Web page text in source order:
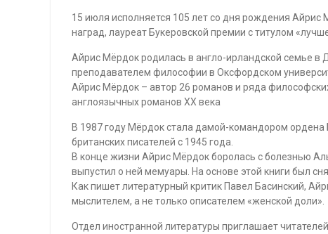
15 июля исполняется 105 лет со дня рождения
наград, лауреат Букеровской премии с титулом
Айрис Мёрдок родилась в англо-ирландской семье
преподавателем философии в Оксфордском
Айрис Мёрдок – автор 26 романов и ряда
англоязычных романов ХХ века
В 1987 году Мёрдок стала дамой-командором ордена
британских писателей с 1945 года.
В конце жизни Айрис Мёрдок боролась с болезнью
выпустил о ней мемуары. На основе этой книги был
Как пишет литературный критик Павел Басинский,
мыслителем, а не только описателем «женской доли».
Отдел иностранной литературы приглашает